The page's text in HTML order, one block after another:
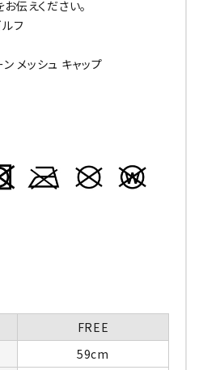
伝えください。
フ
メッシュ キャップ
FREE
59cm